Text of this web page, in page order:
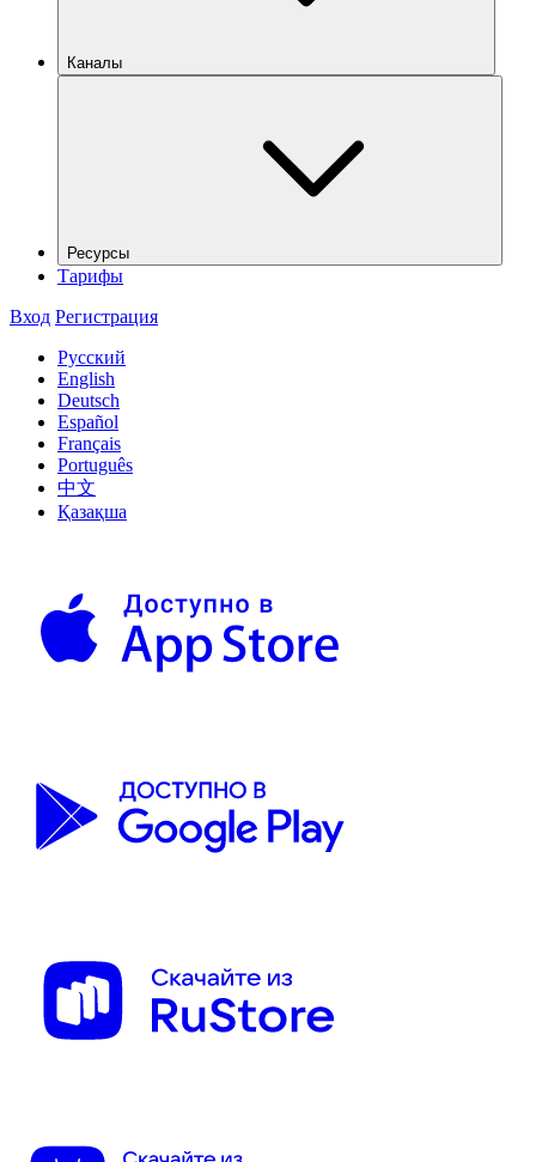
Каналы
Ресурсы
Тарифы
Вход Регистрация
Русский
English
Deutsch
Español
Français
Português
中文
Қазақша